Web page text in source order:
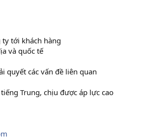
tới khách hàng
và quốc tế
quyết các vấn đề liên quan
Trung, chịu được áp lực cao